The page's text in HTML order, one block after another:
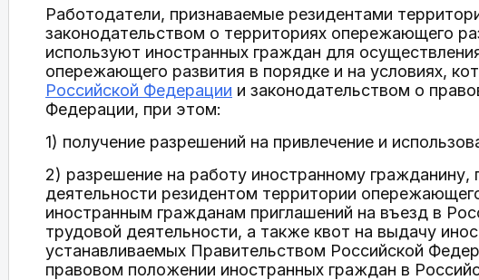
Работодатели, признаваемые резидентами
законодательством о территориях опережающего
используют иностранных граждан для
опережающего развития в порядке и на условиях,
Российской Федерации и законодательством о
Федерации, при этом:
1) получение разрешений на привлечение и
2) разрешение на работу иностранному
деятельности резидентом территории
иностранным гражданам приглашений на въезд в
трудовой деятельности, а также квот на выдачу
устанавливаемых Правительством Российской
правовом положении иностранных граждан в